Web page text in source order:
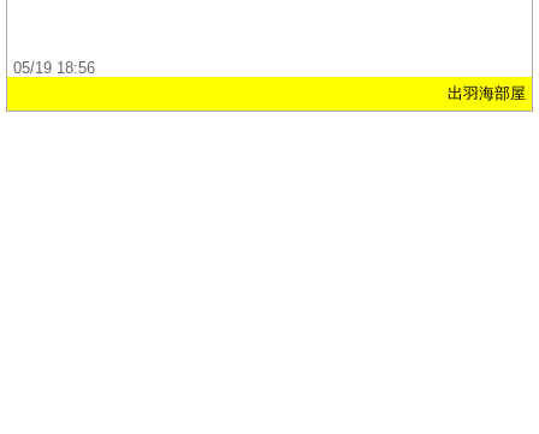
05/19 18:56
出羽海部屋